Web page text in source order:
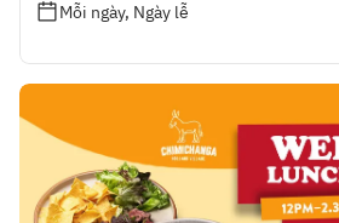
Mỗi ngày, Ngày lễ